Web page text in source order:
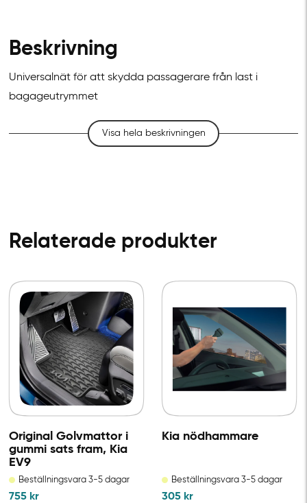
Beskrivning
Universalnät för att skydda passagerare från last i
bagageutrymmet
Visa hela beskrivningen
Relaterade produkter
Original Golvmattor i
gummi sats fram, Kia
EV9
Beställningsvara 3-5 dagar
755 kr
Kia nödhammare
Beställningsvara 3-5 dagar
305 kr